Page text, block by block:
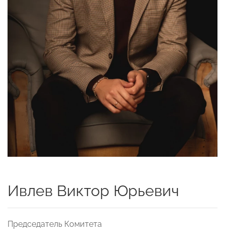
Ивлев Виктор Юрьевич
Председатель Комитета